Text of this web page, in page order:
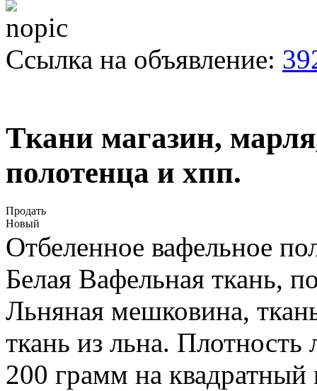
Ссылка на объявление:
Ткани магазин,
полотенца и хпп.
Продать
Новый
Отбеленное вафельное
Белая Вафельная ткань,
Льняная мешковина,
ткань из льна.
200 грамм на квадратный